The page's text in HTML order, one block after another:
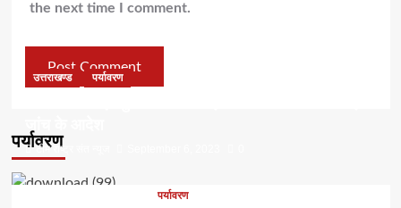
the next time I comment.
पर्यावरण
उत्तराखण्ड पर्यावरण
टीम राष्ट्र संत न्यूज
पर्यावरण